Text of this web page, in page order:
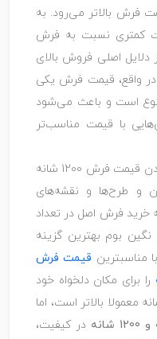
فرش بالاتر می‌رود. به
700 شانه قیمت کمتری نسبت به فرش
از دلایل اصلی فروش بالای
در واقع، قیمت فرش یکی
نوع است و باعث می‌شود
با قیمت مناسب‌تر
البته دلایل دیگری هم برای بالاتر بودن قیمت فرش 1200 شانه
و طرح‌ها و نقشه‌های
خرید فرش اصل در تعداد
نگین بوم بهترین گزینه
مناسبترین قیمت فرش
را برای مکان دلخواه خود
کنید. قیمت فرش های 1200 شانه معمولا بالاتر است، اما
در کیفیت،